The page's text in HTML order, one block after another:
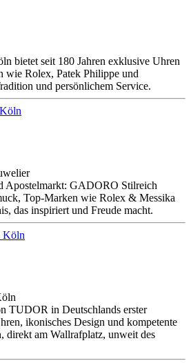
bietet seit 180 Jahren exklusive Uhren
wie Rolex, Patek Philippe und
und persönlichem Service.
Apostelmarkt: GADORO Stilreich
Top-Marken wie Rolex & Messika
das inspiriert und Freude macht.
Köln
TUDOR in Deutschlands erster
ikonisches Design und kompetente
direkt am Wallrafplatz, unweit des